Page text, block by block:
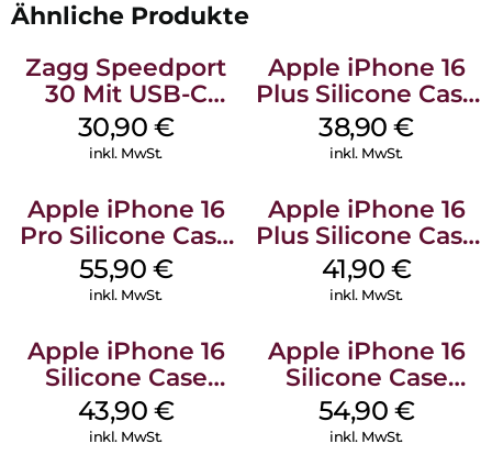
Ähnliche Produkte
Zagg Speedport
30 Mit USB-C
Kabel Weiß
30,90 €
inkl. MwSt.
Apple iPhone 16
Plus Silicone Case
MagSafe Denim
38,90€
inkl. MwSt.
Apple iPhone 16
Pro Silicone Case
MagSafe Stone
Gray
55,90 €
inkl. MwSt.
Apple iPhone 16
Plus Silicone Case
MagSafe Stone
Gray
41,90 €
inkl. MwSt.
Apple iPhone 16
Silicone Case
MagSafe Plum
43,90 €
inkl. MwSt.
Apple iPhone 16
Silicone Case
MagSafe Black
54,90 €
inkl. MwSt.